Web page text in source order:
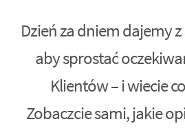
Dzień za dniem dajemy
aby sprostać
Klientów – i wiecie
Zobaczcie sami, jakie